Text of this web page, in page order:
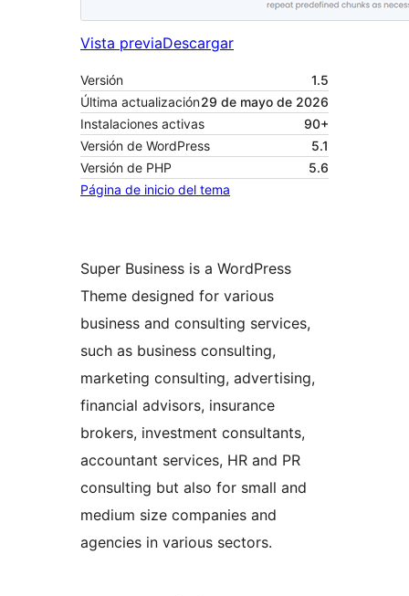
Vista previaDescargar
Versión
1.5
Última actualización29 de mayo de 2026
Instalaciones activas
90+
Versión de WordPress
5.1
Versión de PHP
5.6
Página de inicio del tema
Super Business is a WordPress
Theme designed for various
business and consulting services,
such as business consulting,
marketing consulting, advertising,
financial advisors, insurance
brokers, investment consultants,
accountant services, HR and PR
consulting but also for small and
medium size companies and
agencies in various sectors.